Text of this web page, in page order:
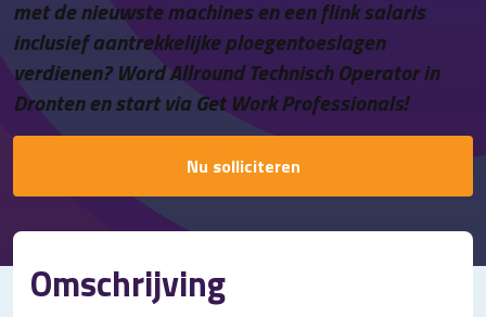
met de nieuwste machines en een flink salaris
inclusief aantrekkelijke ploegentoeslagen
verdienen? Word Allround Technisch Operator in
Dronten en start via Get Work Professionals!
Nu solliciteren
Omschrijving